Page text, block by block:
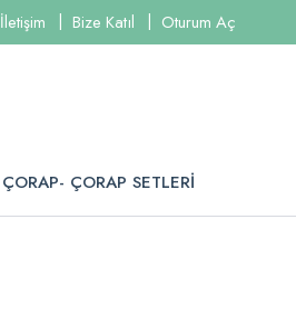
İletişim Bize Katıl Oturum Aç
ÇORAP- ÇORAP SETLERİ